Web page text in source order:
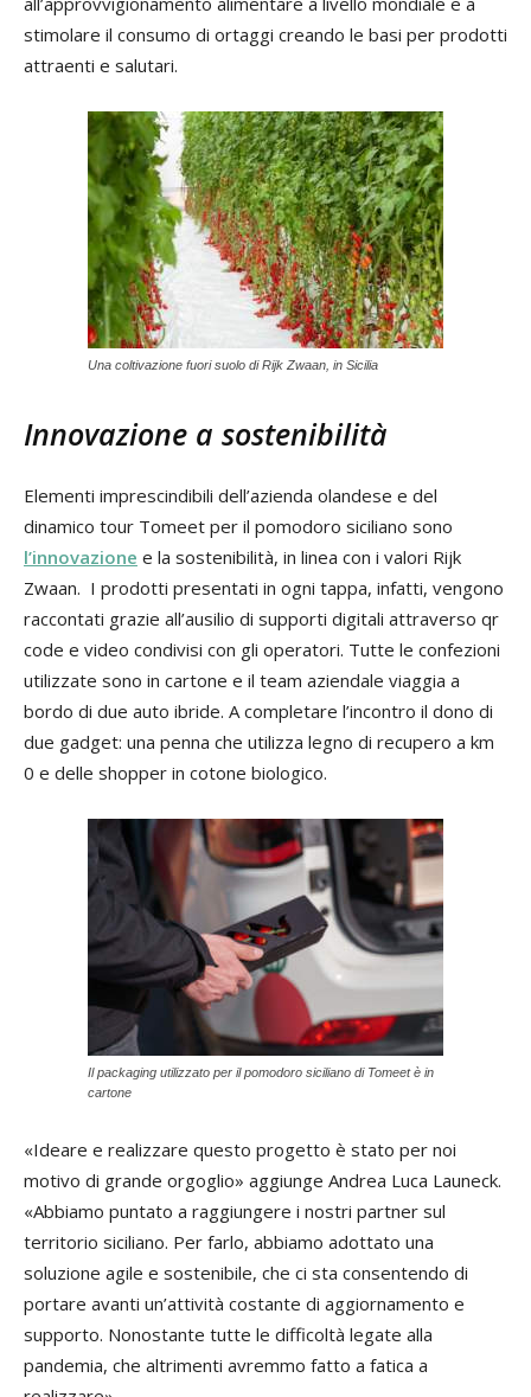
stimolare il consumo di ortaggi creando le basi per prodotti
attraenti e salutari.
Una coltivazione fuori suolo di Rijk Zwaan, in Sicilia
Innovazione a sostenibilità
Elementi imprescindibili dell’azienda olandese e del
dinamico tour Tomeet per il pomodoro siciliano sono
l’innovazione e la sostenibilità, in linea con i valori Rijk
Zwaan. I prodotti presentati in ogni tappa, infatti, vengono
raccontati grazie all’ausilio di supporti digitali attraverso qr
code e video condivisi con gli operatori. Tutte le confezioni
utilizzate sono in cartone e il team aziendale viaggia a
bordo di due auto ibride. A completare l’incontro il dono di
due gadget: una penna che utilizza legno di recupero a km
0 e delle shopper in cotone biologico.
Il packaging utilizzato per il pomodoro siciliano di Tomeet è in
cartone
«Ideare e realizzare questo progetto è stato per noi
motivo di grande orgoglio» aggiunge Andrea Luca Launeck.
«Abbiamo puntato a raggiungere i nostri partner sul
territorio siciliano. Per farlo, abbiamo adottato una
soluzione agile e sostenibile, che ci sta consentendo di
portare avanti un’attività costante di aggiornamento e
supporto. Nonostante tutte le difficoltà legate alla
pandemia, che altrimenti avremmo fatto a fatica a